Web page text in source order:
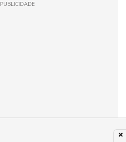
PUBLICIDADE